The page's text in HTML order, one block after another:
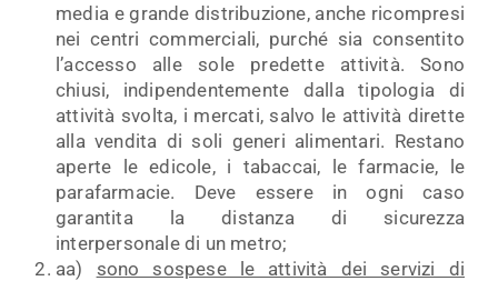
media e grande distribuzione, anche ricompresi
nei centri commerciali, purché sia consentito
l’accesso alle sole predette attività. Sono
chiusi, indipendentemente dalla tipologia di
attività svolta, i mercati, salvo le attività dirette
alla vendita di soli generi alimentari. Restano
aperte le edicole, i tabaccai, le farmacie, le
parafarmacie. Deve essere in ogni caso
garantita la distanza di sicurezza
interpersonale di un metro;
aa) sono sospese le attività dei servizi di